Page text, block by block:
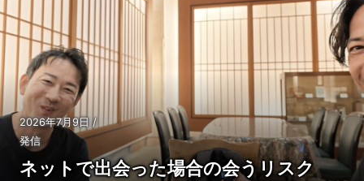
2026年7月9日/
発信
ネットで出会った場合の会うリスク